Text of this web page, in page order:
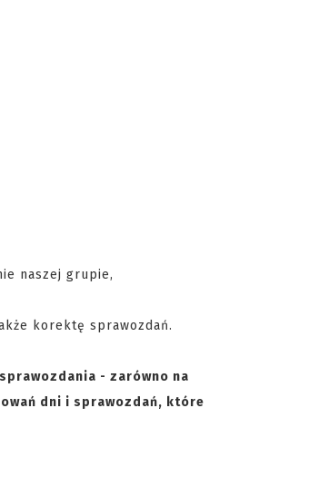
naszej grupie,
korektę sprawozdań.
- zarówno na
dni i sprawozdań, które